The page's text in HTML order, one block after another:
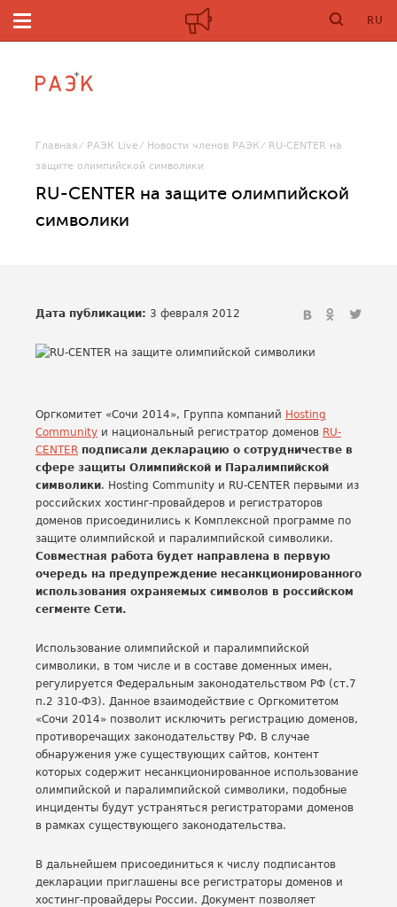
RU
Главная РАЭК Live Новости членов РАЭК
RU-CENTER на
защите олимпийской символики
RU-CENTER на защите олимпийской
символики
Дата публикации: 3 февраля 2012
Оргкомитет «Сочи 2014», Группа компаний Hosting
Community и национальный регистратор доменов RU-
CENTER подписали декларацию о сотрудничестве в
сфере защиты Олимпийской и Паралимпийской
символики. Hosting Community и RU-CENTER первыми из
российских хостинг-провайдеров и регистраторов
доменов присоединились к Комплексной программе по
защите олимпийской и паралимпийской символики.
Совместная работа будет направлена в первую
очередь на предупреждение несанкционированного
использования охраняемых символов в российском
сегменте Сети.
Использование олимпийской и паралимпийской
символики, в том числе и в составе доменных имен,
регулируется Федеральным законодательством РФ (ст.7
п.2 310-ФЗ). Данное взаимодействие с Оргкомитетом
«Сочи 2014» позволит исключить регистрацию доменов,
противоречащих законодательству РФ. В случае
обнаружения уже существующих сайтов, контент
которых содержит несанкционированное использование
олимпийской и паралимпийской символики, подобные
инциденты будут устраняться регистраторами доменов
в рамках существующего законодательства.
В дальнейшем присоединиться к числу подписантов
декларации приглашены все регистраторы доменов и
хостинг-провайдеры России. Документ позволяет